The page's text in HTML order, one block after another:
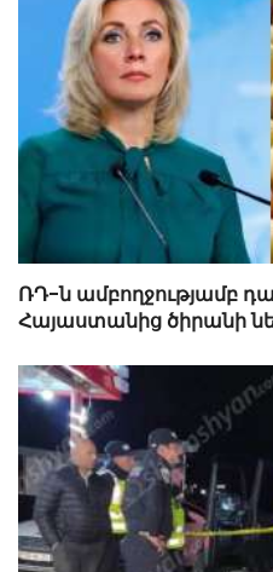
ՌԴ-ն ամբողջությամբ
Հայաստանից ծիրանի